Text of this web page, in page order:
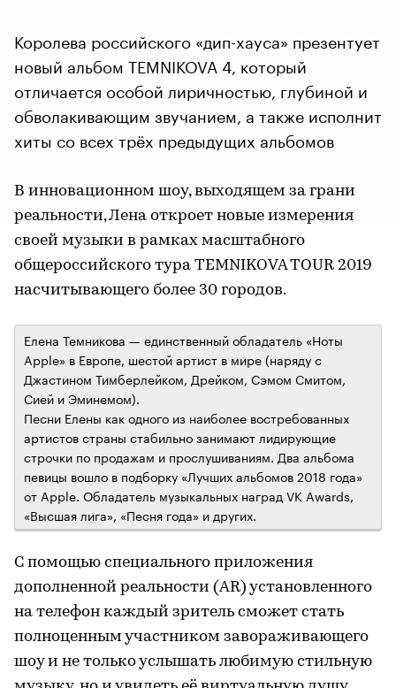
Королева российского «дип-хауса» презентует
новый альбом TEMNIKOVA 4, который
отличается особой лиричностью, глубиной и
обволакивающим звучанием, а также исполнит
хиты со всех трёх предыдущих альбомов
В инновационном шоу, выходящем за грани
реальности, Лена откроет новые измерения
своей музыки в рамках масштабного
общероссийского тура TEMNIKOVA TOUR 2019
насчитывающего более 30 городов.
Елена Темникова — единственный обладатель «Ноты
Apple» в Европе, шестой артист в мире (наряду с
Джастином Тимберлейком, Дрейком, Сэмом Смитом,
Сией и Эминемом).
Песни Елены как одного из наиболее востребованных
артистов страны стабильно занимают лидирующие
строчки по продажам и прослушиваниям. Два альбома
певицы вошло в подборку «Лучших альбомов 2018 года»
от Apple. Обладатель музыкальных наград VK Awards,
«Высшая лига», «Песня года» и других.
С помощью специального приложения
дополненной реальности (AR) установленного
на телефон каждый зритель сможет стать
полноценным участником завораживающего
шоу и не только услышать любимую стильную